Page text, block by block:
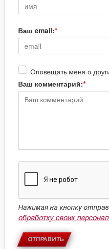
Ваш email:
Оповещать меня о
Ваш комментарий:
Нажимая на кнопку
обработку своих
ОТПРАВИТЬ